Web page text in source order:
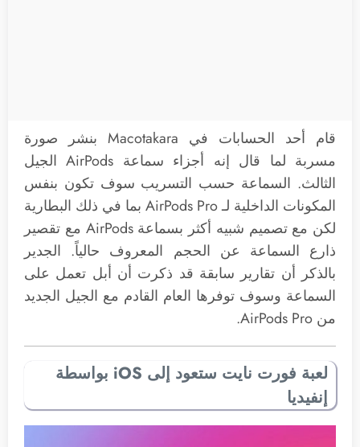
قام أحد الحسابات في Macotakara بنشر صورة
مسربة لما قال إنه أجزاء سماعة AirPods الجيل
الثالث. السماعة حسب التسريب سوف تكون بنفس
المكونات الداخلية لـ AirPods Pro بما في ذلك البطارية
لكن مع تصميم شبيه أكثر بسماعة AirPods مع تقصير
ذارع السماعة عن الحجم المعروف حالياً. الجدير
بالذكر أن تقارير سابقة قد ذكرت أن أبل تعمل على
السماعة وسوف توفرها العام القادم مع الجيل الجديد
من AirPods Pro.
لعبة فورت نايت ستعود إلى iOS بواسطة
إنفيديا